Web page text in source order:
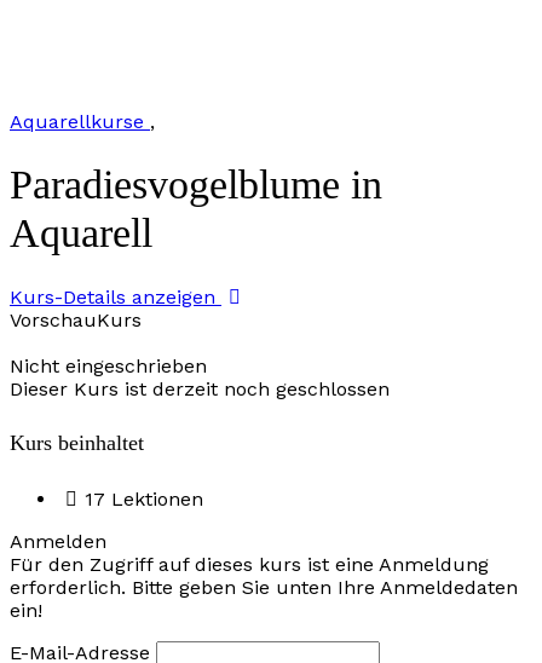
Aquarellkurse ,
Paradiesvogelblume in
Aquarell
Kurs-Details anzeigen
VorschauKurs
Nicht eingeschrieben
Dieser Kurs ist derzeit noch geschlossen
Kurs beinhaltet
17 Lektionen
Anmelden
Für den Zugriff auf dieses kurs ist eine Anmeldung
erforderlich. Bitte geben Sie unten Ihre Anmeldedaten
ein!
E-Mail-Adresse